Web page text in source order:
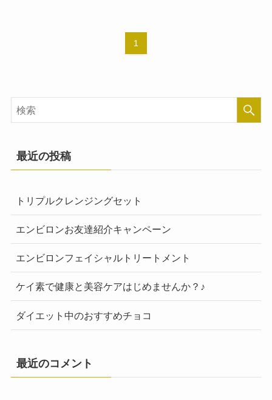
1
最近の投稿
トリプルクレンジングセット
エンビロンお友達紹介キャンペーン
エンビロンフェイシャルトリートメント
ケイ素で健康と美容ケアはじめませんか？♪
ダイエット中のおすすめチョコ
最近のコメント